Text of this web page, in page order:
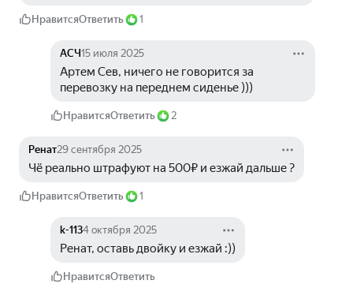
НравитсяОтветить 1
АСЧ15 июля 2025
Артем Сев, ничего не говорится за
перевозку на переднем сиденье )))
НравитсяОтветить 2
Ренат29 сентября 2025
Чё реально штрафуют на 500₽ и езжай дальше ?
НравитсяОтветить 1
k-1134 октября 2025
Ренат, оставь двойку и езжай :))
НравитсяОтветить